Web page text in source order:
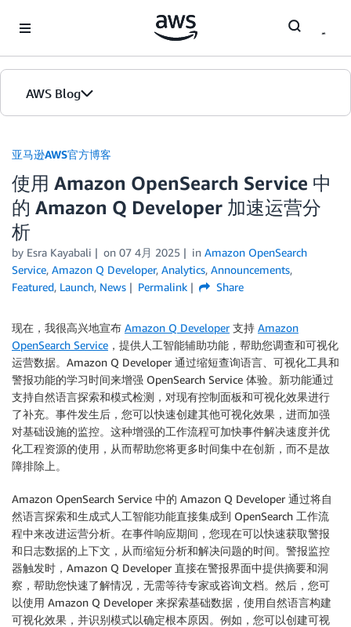
AWS Blog
首页
版本
亚马逊AWS官方博客
使用 Amazon OpenSearch Service 中
的 Amazon Q Developer 加速运营分
析
by Esra Kayabali on 07 4月 2025 in Amazon OpenSearch
Service, Amazon Q Developer, Analytics, Announcements,
Featured, Launch, News Permalink Share
现在，我很高兴地宣布 Amazon Q Developer支持 Amazon
OpenSearch Service ，提供人工智能辅助功能，帮助您调查和可视化
运营数据。Amazon Q Developer 通过缩短查询语言、可视化工具和
警报功能的学习时间来增强 OpenSearch Service 体验。新功能通过
支持自然语言探索和模式检测，对现有控制面板和可视化效果进行
了补充。事件发生后，您可以快速创建其他可视化效果，进而加强
对基础设施的监控。这种增强的工作流程可加快事件解决速度并优
化工程资源的使用，从而帮助您将更多时间集中在创新，而不是故
障排除上。
Amazon OpenSearch Service 中的 Amazon Q Developer 通过将自
然语言探索和生成式人工智能功能直接集成到 OpenSearch 工作流
程中来改进运营分析。在事件响应期间，您现在可以快速获取警报
和日志数据的上下文，从而缩短分析和解决问题的时间。警报监控
器触发时，Amazon Q Developer 直接在警报界面中提供摘要和洞
察，帮助您快速了解情况，无需等待专家或咨询文档。然后，您可
以使用 Amazon Q Developer 来探索基础数据，使用自然语言构建
可视化效果，并识别模式以确定根本原因。例如，您可以创建可视